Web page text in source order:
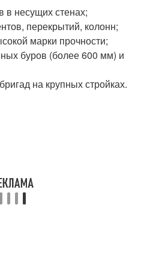
несущих стенах;
перекрытий, колонн;
марки прочности;
буров (более 600 мм) и
на крупных стройках.